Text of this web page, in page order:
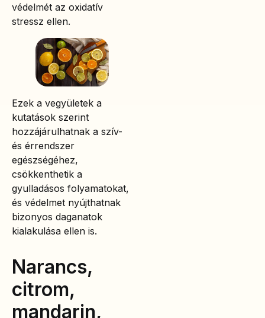
védelmét az oxidatív
stressz ellen.
Ezek a vegyületek a
kutatások szerint
hozzájárulhatnak a szív-
és érrendszer
egészségéhez,
csökkenthetik a
gyulladásos folyamatokat,
és védelmet nyújthatnak
bizonyos daganatok
kialakulása ellen is.
Narancs,
citrom,
mandarin,